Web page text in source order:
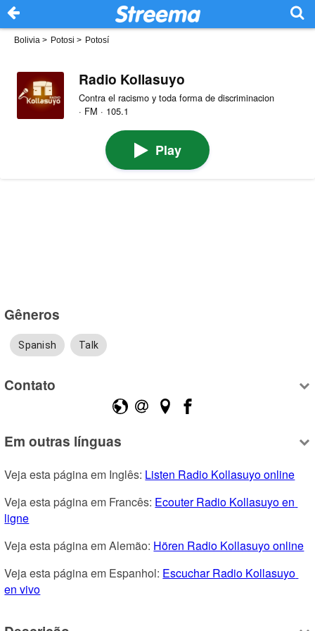
Bolivia > Potosi > Potosí
Radio Kollasuyo
Contra el racismo y toda forma de discriminacion
· FM · 105.1
Play
Gêneros
Spanish Talk
Contato
Em outras línguas
Veja esta página em Inglês: Listen Radio Kollasuyo online
Veja esta página em Francês: Ecouter Radio Kollasuyo en
ligne
Veja esta página em Alemão: Hören Radio Kollasuyo online
Veja esta página em Espanhol: Escuchar Radio Kollasuyo
en vivo